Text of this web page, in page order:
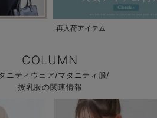
再入荷アイテム
COLUMN
ニティウェア/マタニティ服/
授乳服の関連情報